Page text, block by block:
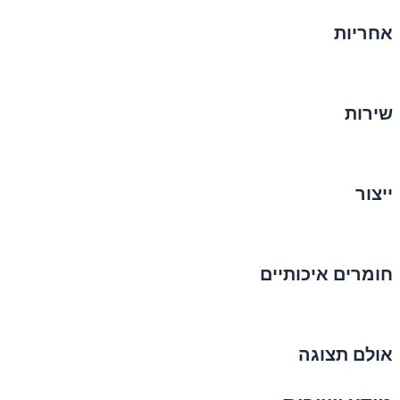
אחריות
שירות
ייצור
חומרים איכותיים
אולם תצוגה